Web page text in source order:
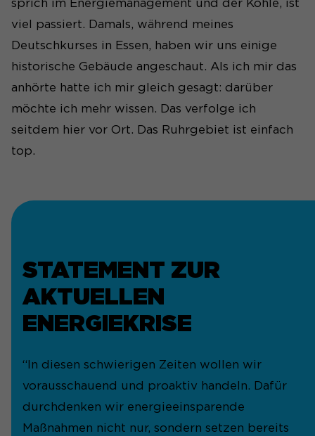
sprich im Energiemanagement und der Kohle, ist
viel passiert. Damals, während meines
Deutschkurses in Essen, haben wir uns einige
historische Gebäude angeschaut. Als ich mir das
anhörte hatte ich mir gleich gesagt: darüber
möchte ich mehr wissen. Das verfolge ich
seitdem hier vor Ort. Das Ruhrgebiet ist einfach
top.
STATEMENT ZUR
AKTUELLEN
ENERGIEKRISE
“In diesen schwierigen Zeiten wollen wir
vorausschauend und proaktiv handeln. Dafür
durchdenken wir energieeinsparende
Maßnahmen nicht nur, sondern setzen bereits